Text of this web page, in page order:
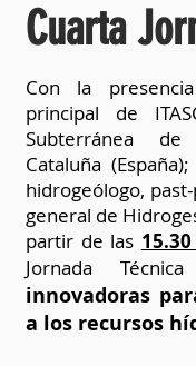
Cuarta
Con la
principal de
Subterránea
Cataluña
hidrogeólogo,
general de
partir de las
Jornada
innovadoras
a los recursos